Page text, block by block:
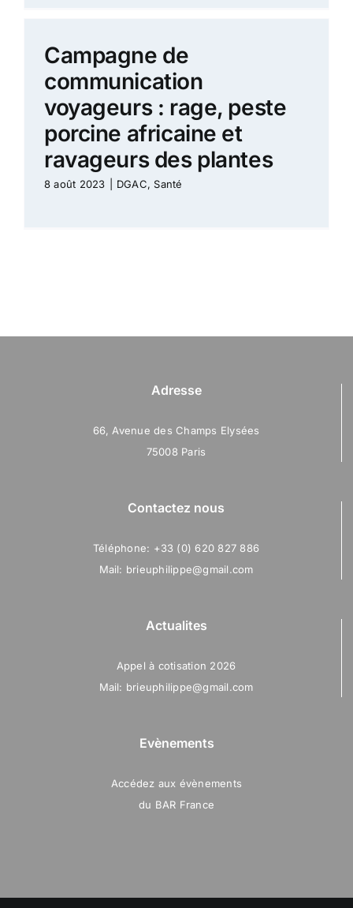
Campagne de
communication
voyageurs : rage, peste
porcine africaine et
ravageurs des plantes
8 août 2023 DGAC, Santé
Adresse
66, Avenue des Champs Elysées
75008 Paris
Contactez nous
Téléphone: +33 (0) 620 827 886
Mail: brieuphilippe@gmail.com
Actualites
Appel à cotisation 2026
Mail: brieuphilippe@gmail.com
Evènements
Accédez aux évènements
du BAR France